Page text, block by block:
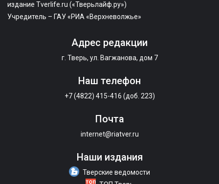
издание Tverlife.ru («Тверьлайф.ру»)
Учредитель – ГАУ «РИА «Верхневолжье»
Адрес редакции
г. Тверь, ул. Вагжанова, дом 7
Наш телефон
+7 (4822) 415-416 (доб. 223)
Почта
internet@riatver.ru
Наши издания
Тверские ведомости